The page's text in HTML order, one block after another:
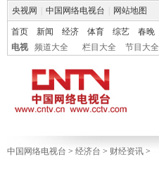
央视网 中国网络电视台 网站地图
首页 新闻 经济 体育 综艺 春晚
电视
频道大全 栏目大全 节目大全
中国网络电视台 > 经济台 > 财经资讯 >